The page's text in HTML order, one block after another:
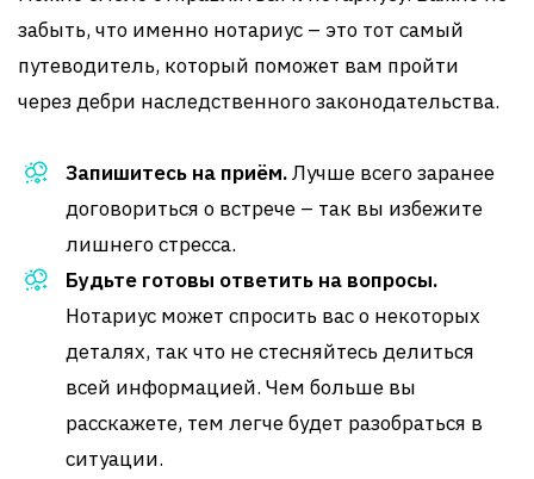
забыть, что именно нотариус – это тот самый
путеводитель, который поможет вам пройти
через дебри наследственного законодательства.
Запишитесь на приём.Лучше всего заранее
договориться о встрече – так вы избежите
лишнего стресса.
Будьте готовы ответить на вопросы.
Нотариус может спросить вас о некоторых
деталях, так что не стесняйтесь делиться
всей информацией. Чем больше вы
расскажете, тем легче будет разобраться в
ситуации.